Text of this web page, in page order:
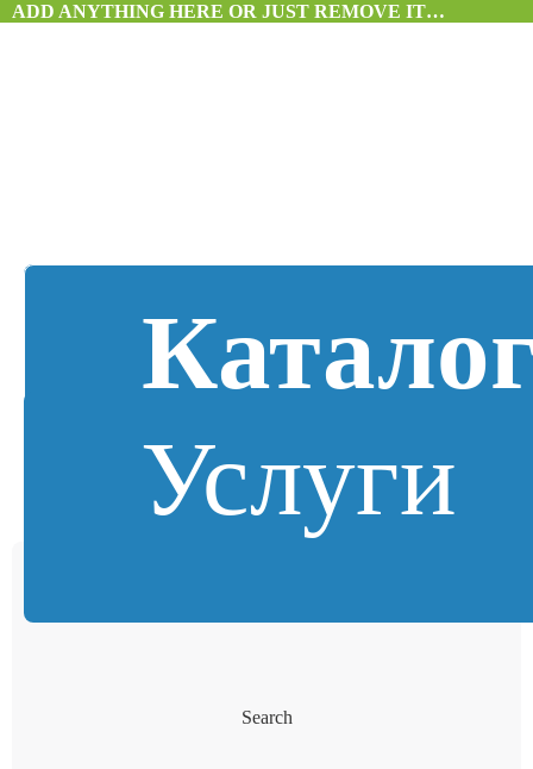
ADD ANYTHING HERE OR JUST REMOVE IT…
Услуги
Search